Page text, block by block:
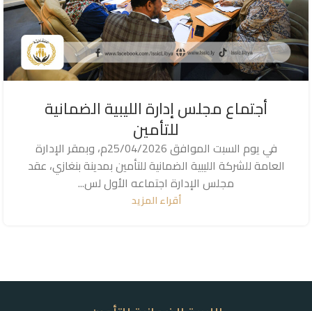
أجتماع مجلس إدارة الليبية الضمانية
للتأمين
في يوم السبت الموافق 25/04/2026م، وبمقر الإدارة
العامة للشركة الليبية الضمانية للتأمين بمدينة بنغازي، عقد
مجلس الإدارة اجتماعه الأول لس...
أقراء المزيد